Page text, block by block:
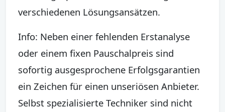
verschiedenen Lösungsansätzen.
Info: Neben einer fehlenden Erstanalyse
oder einem fixen Pauschalpreis sind
sofortig ausgesprochene Erfolgsgarantien
ein Zeichen für einen unseriösen Anbieter.
Selbst spezialisierte Techniker sind nicht